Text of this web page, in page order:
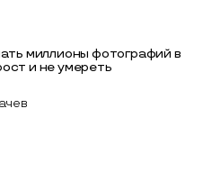
миллионы фотографий в
и не умереть